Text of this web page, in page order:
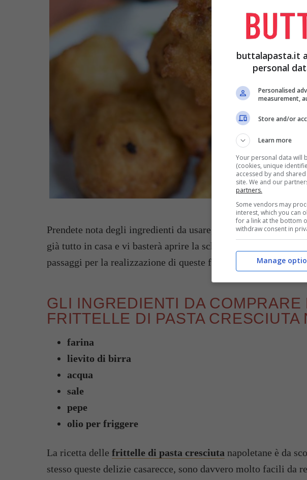
Frittelle di pasta
Prendete nota degli ingredienti da usare, li trovate nella lista
già tutto in casa e vi basterà aprire la scheda della ricetta
passaggi per la realizzazione di queste frittelle squisite.
GLI INGREDIENTI DA COMPRARE
FRITTELLE DI PASTA CRESCIUTA
farina
lievito di birra
acqua
sale
pepe
olio per friggere
La ricetta delle frittelle di pasta cresciuta napoletane è da
stesso queste delizie casarecce, sono davvero molto facili da
buttalapasta.it
personal
Personalised
measurement,
Store and/or
Learn more
Your personal data will
(cookies, unique
accessed by and
site. We and our
partners.
Some vendors may
interest, which you can
for a link at the bottom
withdraw consent in
Manage